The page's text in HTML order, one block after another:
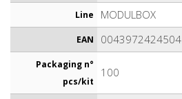
Line MODULBOX
EAN 0043972424504
Packaging n°
pcs/kit
100